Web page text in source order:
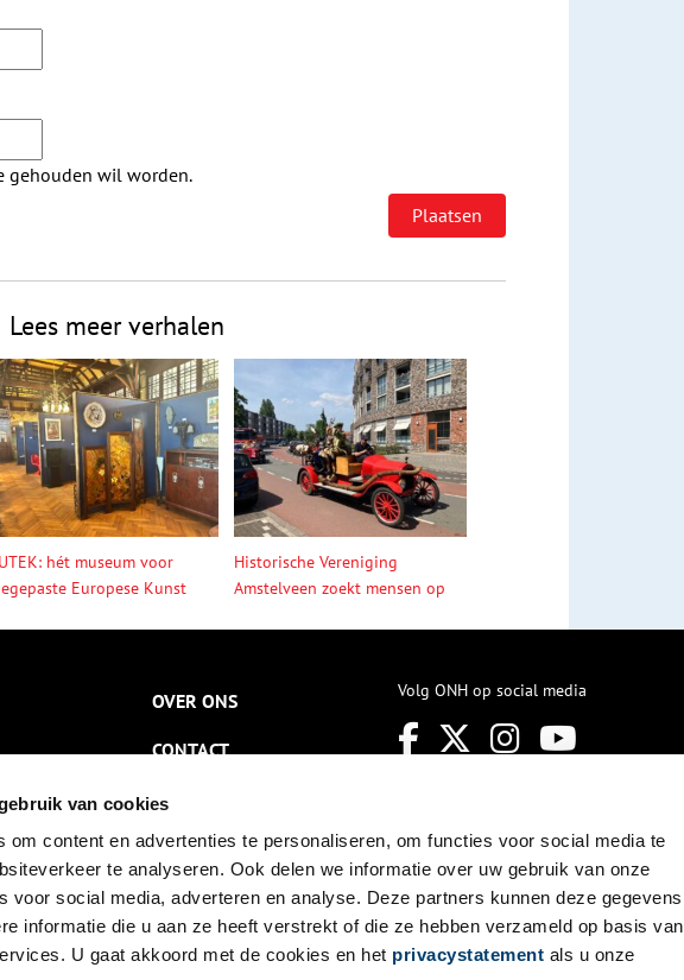
van cookies
om content en advertenties te personaliseren, om functies voor social media te
te analyseren. Ook delen we informatie over uw gebruik van onze
voor social media, adverteren en analyse. Deze partners kunnen deze gegevens
informatie die u aan ze heeft verstrekt of die ze hebben verzameld op basis van
U gaat akkoord met de cookies en het privacystatement als u onze
gehouden wil worden.
Lees meer verhalen
hét museum voor
Europese Kunst
Historische Vereniging
Amstelveen zoekt mensen op
OVER ONS
CONTACT
NIEUWSBRIEF
DISCLAIMER
PRIVACY
TOEGANKELIJKHEID
Volg ONH op social media